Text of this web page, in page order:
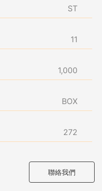
ST
11
1,000
BOX
272
聯絡我們